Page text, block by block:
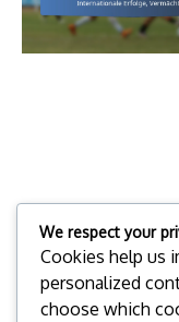
We respect your
Cookies help us
personalized
choose which